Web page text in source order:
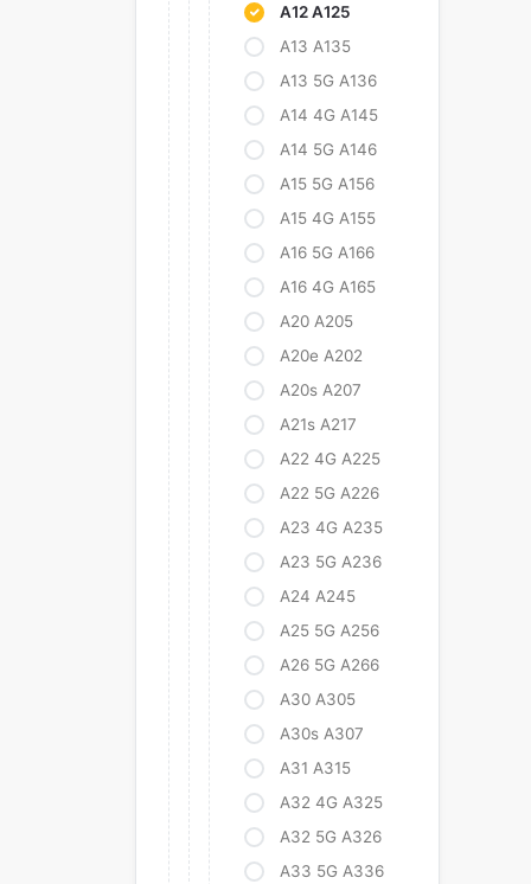
A12 A125
A13 A135
A13 5G A136
A14 4G A145
A14 5G A146
A15 5G A156
A15 4G A155
A16 5G A166
A16 4G A165
A20 A205
A20e A202
A20s A207
A21s A217
A22 4G A225
A22 5G A226
A23 4G A235
A23 5G A236
A24 A245
A25 5G A256
A26 5G A266
A30 A305
A30s A307
A31 A315
A32 4G A325
A32 5G A326
A33 5G A336